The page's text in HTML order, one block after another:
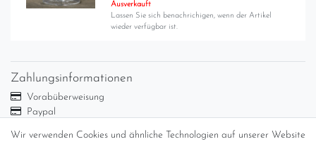
Ausverkauft
Lassen Sie sich benachrichigen, wenn der Artikel
wieder verfügbar ist.
Wir verwenden Cookies und ähnliche Technologien auf unserer Website
Zahlungsinformationen
Vorabüberweisung
Paypal